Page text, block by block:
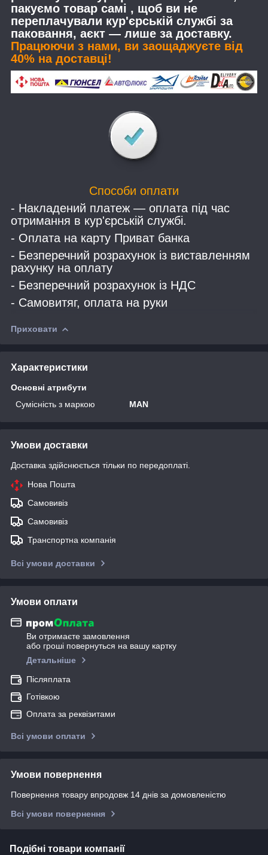
пакуємо товар самі , щоб ви не
переплачували кур'єрській службі за
паковання, аєкт — лише за доставку.
Працюючи з нами, ви заощаджуєте від
40% на доставці!
Способи оплати
- Накладений платеж — оплата під час
отримання в кур'єрській службі.
- Оплата на карту Приват банка
- Безперечний розрахунок із виставленням
рахунку на оплату
- Безперечний розрахунок із НДС
- Самовитяг, оплата на руки
Приховати
Характеристики
Основні атрибути
Сумісність з маркою
MAN
Умови доставки
Доставка здійснюється тільки по передоплаті.
Нова Пошта
Самовивіз
Самовивіз
Транспортна компанія
Всі умови доставки
Умови оплати
Ви отримаєте замовлення
або гроші повернуться на вашу картку
Детальніше
Післяплата
Готівкою
Оплата за реквізитами
Всі умови оплати
Умови повернення
Повернення товару впродовж 14 днів за домовленістю
Всі умови повернення
Подібні товари компанії